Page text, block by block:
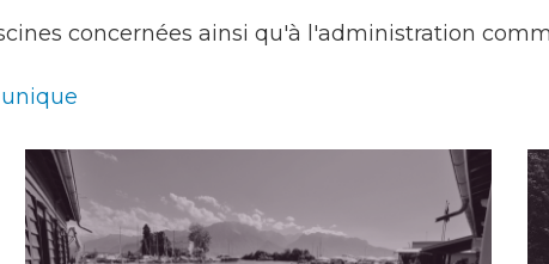
Subventions, subsides, rabais
concernées ainsi qu'à l'administration